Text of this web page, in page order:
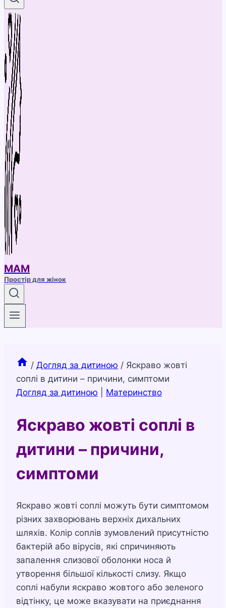
МАМ
Простір для жінок
/ Догляд за дитиною / Яскраво жовті
соплі в дитини – причини, симптоми
Догляд за дитиною
Материнство
Яскраво жовті соплі в
дитини – причини,
симптоми
Яскраво жовті соплі можуть бути симптомом
різних захворювань верхніх дихальних
шляхів. Колір соплів зумовлений присутністю
бактерій або вірусів, які спричиняють
запалення слизової оболонки носа й
утворення більшої кількості слизу. Якщо
соплі набули яскраво жовтого або зеленого
відтінку, це може вказувати на приєднання